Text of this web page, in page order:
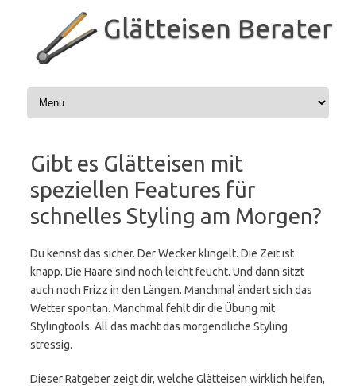
Glätteisen Berater
Gibt es Glätteisen mit
speziellen Features für
schnelles Styling am Morgen?
Du kennst das sicher. Der Wecker klingelt. Die Zeit ist
knapp. Die Haare sind noch leicht feucht. Und dann sitzt
auch noch Frizz in den Längen. Manchmal ändert sich das
Wetter spontan. Manchmal fehlt dir die Übung mit
Stylingtools. All das macht das morgendliche Styling
stressig.
Dieser Ratgeber zeigt dir, welche Glätteisen wirklich helfen,